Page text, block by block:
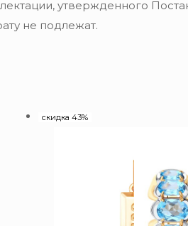
утвержденного
не подлежат.
скидка 43%